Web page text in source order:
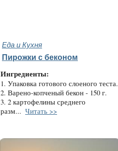
Еда и Кухня
Пирожки с беконом
Ингредиенты:
1. Упаковка готового слоеного теста.
2. Варено-копченый бекон - 150 г.
3. 2 картофелины среднего
разм... Читать >>